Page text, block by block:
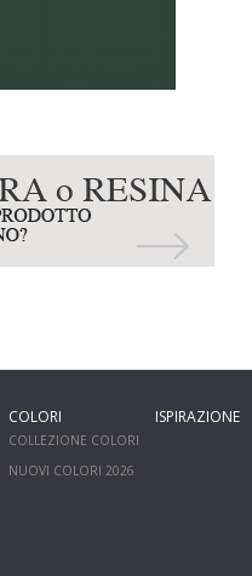
COLORI
COLLEZIONE COLORI
NUOVI COLORI 2026
ISPIRAZIONE